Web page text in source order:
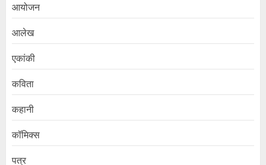
आयोजन
आलेख
एकांकी
कविता
कहानी
कॉमिक्स
पत्र